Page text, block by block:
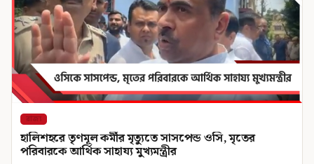
রাজ্য
হালিশহরে তৃণমূল কর্মীর মৃত্যুতে সাসপেন্ড ওসি, মৃতের
পরিবারকে আর্থিক সাহায্য মুখ্যমন্ত্রীর